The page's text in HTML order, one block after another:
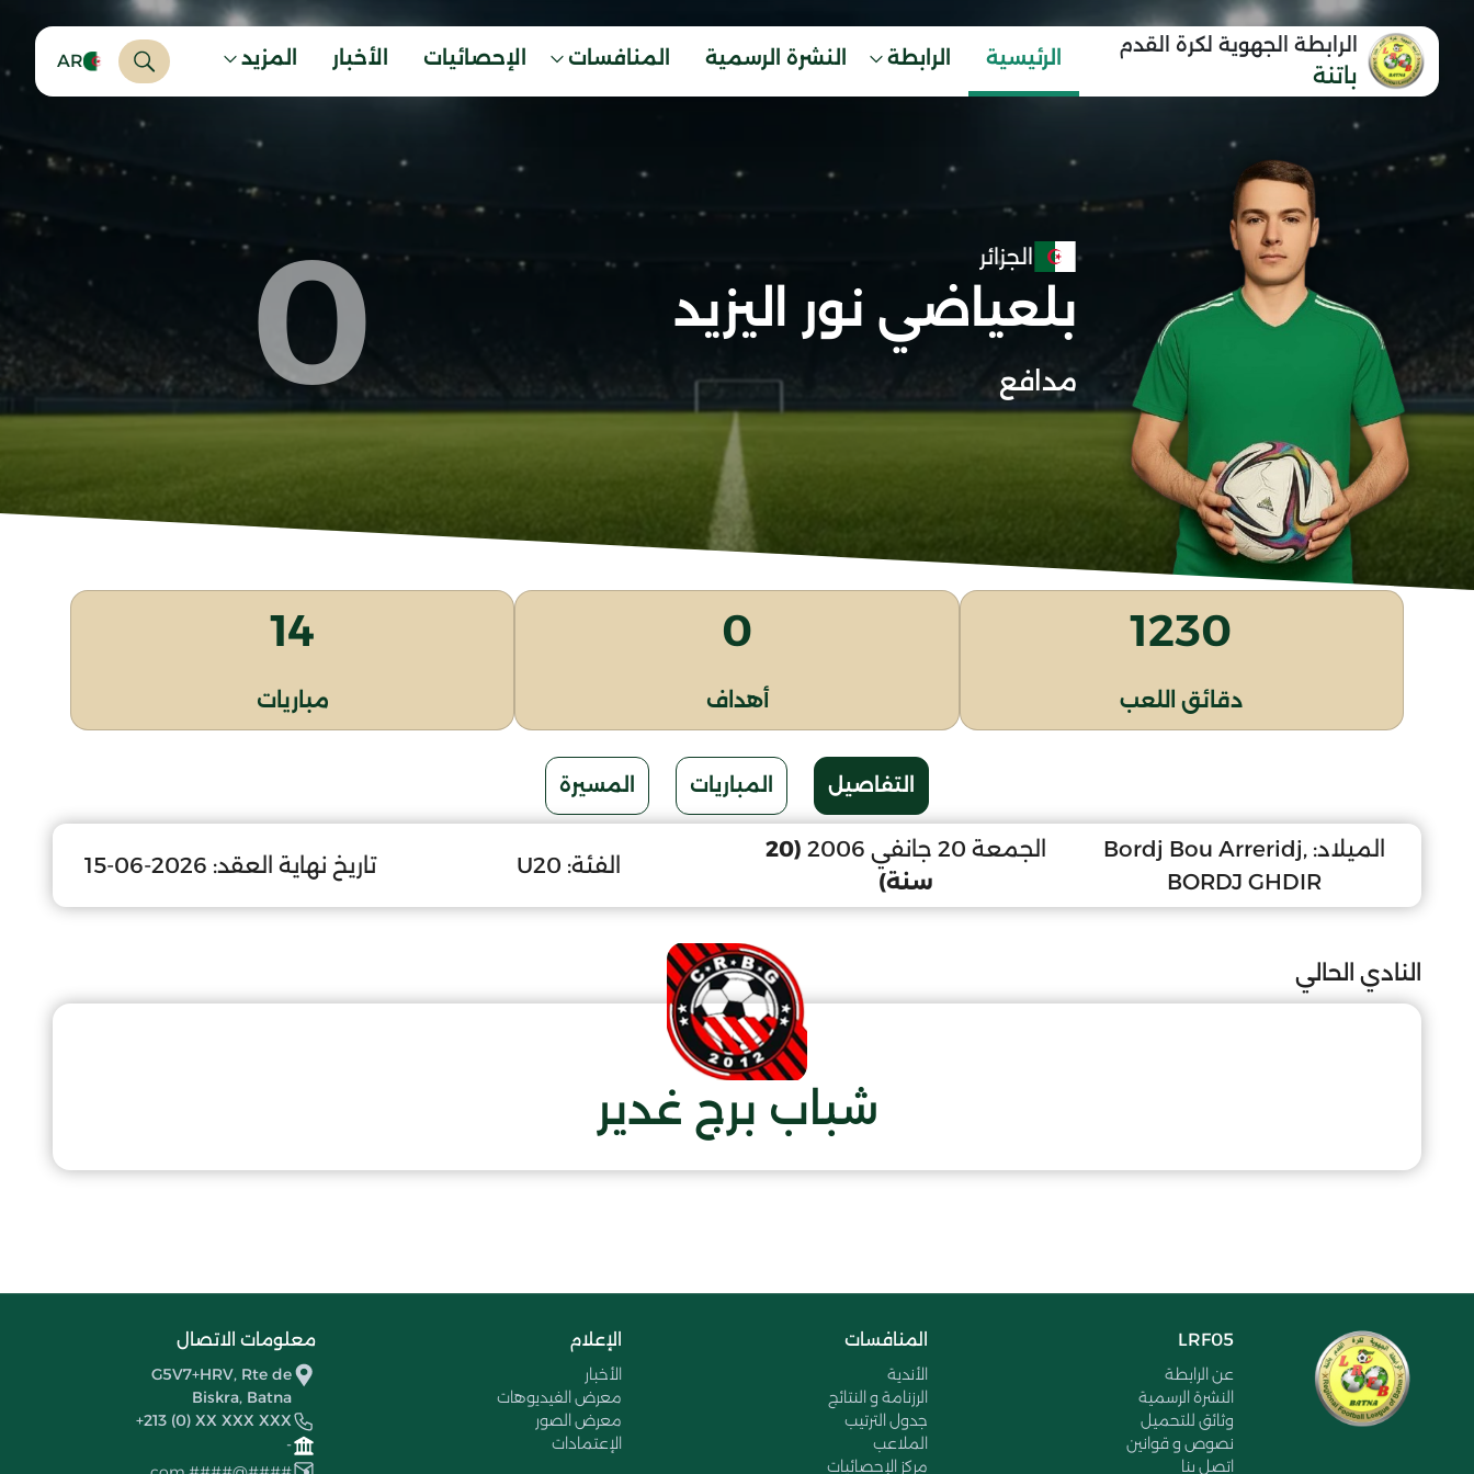
الرابطة الجهوية لكرة القدم
باتنة
الرئيسية الرابطة النشرة الرسمية المنافسات الإحصائيات الأخبار المزيد AR
الجزائر
بلعياضي نور اليزيد
مدافع 0
1230
دقائق اللعب
0
أهداف
14
مباريات
التفاصيل المباريات المسيرة
الميلاد: Bordj Bou Arreridj,
BORDJ GHDIR
الجمعة 20 جانفي 2006
(20
سنة)
الفئة: U20 تاريخ نهاية العقد: 2026-06-15
النادي الحالي
شباب برج غدير
LRF05
عن الرابطة
النشرة الرسمية
وثائق للتحميل
نصوص و قوانين
اتصل بنا
المنافسات
الأندية
الرزنامة و النتائج
جدول الترتيب
الملاعب
مركز الإحصائيات
الإعلام
الأخبار
معرض الفيديوهات
معرض الصور
الإعتمادات
معلومات الاتصال
G5V7+HRV, Rte de
Biskra, Batna
+213 (0) XX XXX XXX
-